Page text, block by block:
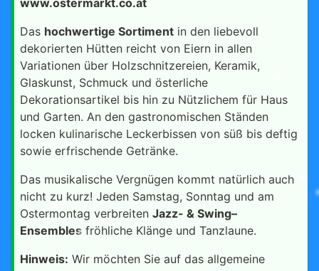
Das hochwertige Sortiment in den liebevoll
dekorierten Hütten reicht von Eiern in allen
Variationen über Holzschnitzereien, Keramik,
Glaskunst, Schmuck und österliche
Dekorationsartikel bis hin zu Nützlichem für Haus
und Garten. An den gastronomischen Ständen
locken kulinarische Leckerbissen von süß bis deftig
sowie erfrischende Getränke.
Das musikalische Vergnügen kommt natürlich auch
nicht zu kurz! Jeden Samstag, Sonntag und am
Ostermontag verbreiten Jazz- & Swing–
Ensembles fröhliche Klänge und Tanzlaune.
Hinweis: Wir möchten Sie auf das allgemeine